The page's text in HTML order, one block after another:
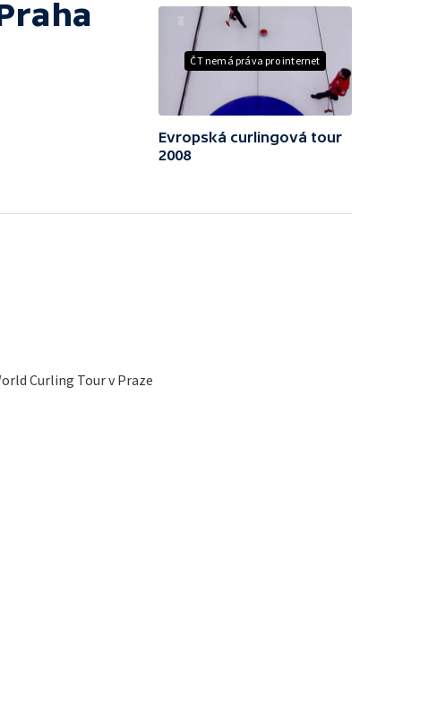
ČT nemá práva pro internet
Evropská curlingová tour
2008
Curling Tour v Praze